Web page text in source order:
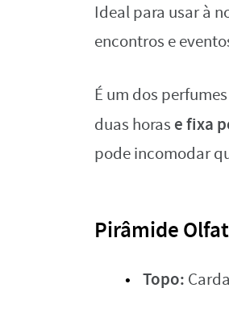
Ideal para usar à
encontros e
É um dos
duas horas e fixa
pode incomodar
Pirâmide
Topo: